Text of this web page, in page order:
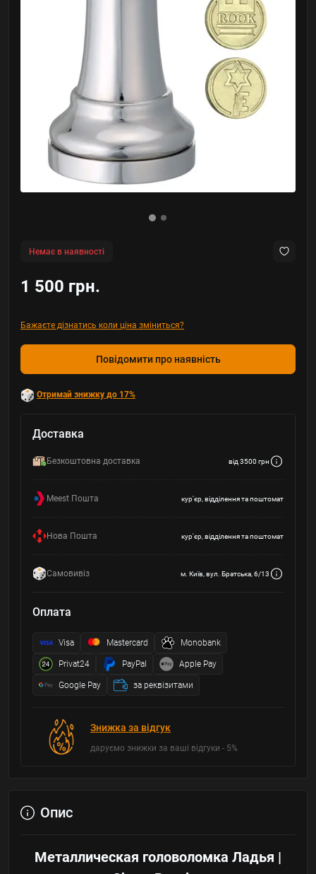
Немає в наявності
1 500 грн.
Бажаєте дізнатись коли ціна зміниться?
Повідомити про наявність
Отримай знижку до 17%
Доставка
Безкоштовна доставка від 3500 грн
Meest Пошта кур'єр, відділення та поштомат
Нова Пошта кур'єр, відділення та поштомат
Самовивіз м. Київ, вул. Братська, 6/13
Оплата
Visa Mastercard Monobank
Privat24 PayPal Apple Pay
Google Pay за реквізитами
Знижка за відгук
даруємо знижки за ваші відгуки - 5%
Опис
Металлическая головоломка Ладья |